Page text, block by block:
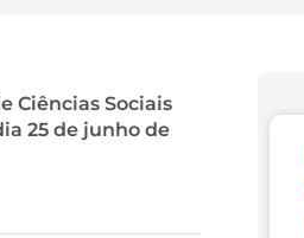
Ciências Sociais
25 de junho de